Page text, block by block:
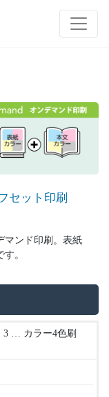
セット印刷
マンド印刷。表紙
。
… カラー4色刷